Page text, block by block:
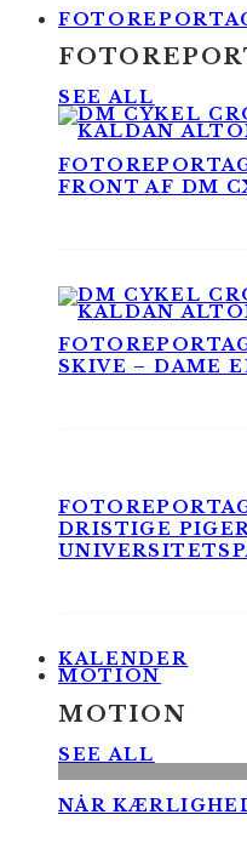
SEE ALL
FRONT AF DM
SKIVE – DAME
DRISTIGE
KALENDER
MOTION
MOTION
SEE ALL
NÅR